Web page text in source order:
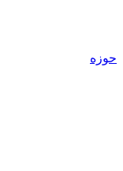
حوزه